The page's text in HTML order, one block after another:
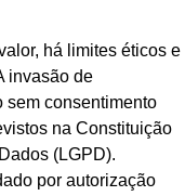
há limites éticos e
invasão de
sem consentimento
na Constituição
(LGPD).
por autorização